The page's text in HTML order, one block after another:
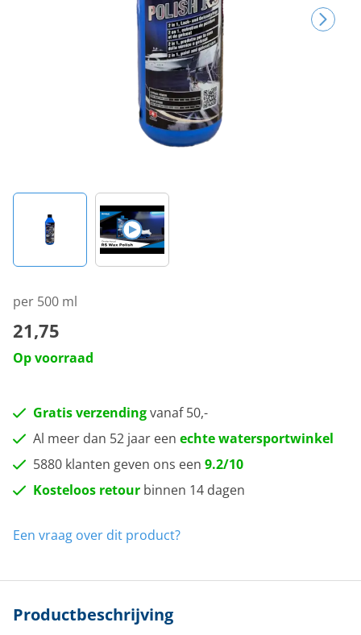
per 500 ml
21,75
Op voorraad
Gratis verzendingvanaf 50,-
Al meer dan 52 jaar een echte watersportwinkel
5880 klanten geven ons een 9.2/10
Kosteloos retour binnen 14 dagen
Een vraag over dit product?
Productbeschrijving